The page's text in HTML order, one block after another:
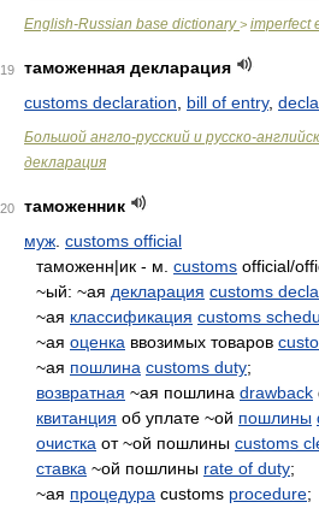
English-Russian base dictionary> imperfect
19
таможенная декларация
customs declaration
bill of entry,
Большой англо-русский и русско-
декларация
20
таможенник
муж customs official
таможенн|ик - м. customs official/
~ый: ~ая декларация customs
~ая классификация customs
~ая оценка ввозимых товаров
~ая пошлина customs duty;
возвратная ~ая пошлина drawback
квитанция об уплате ~ой пошлины
очистка от ~ой пошлины customs
ставка ~ой пошлины rate of duty;
~ая процедура customs procedure;